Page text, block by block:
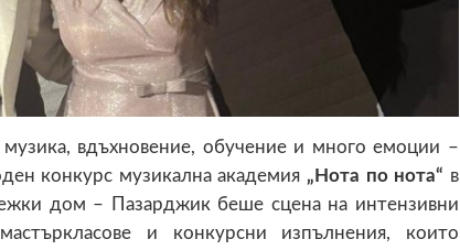
вдъхновение, обучение и много емоции –
конкурс музикална академия„Нота по нота“ в
дом – Пазарджик беше сцена на интензивни
и конкурсни изпълнения, които